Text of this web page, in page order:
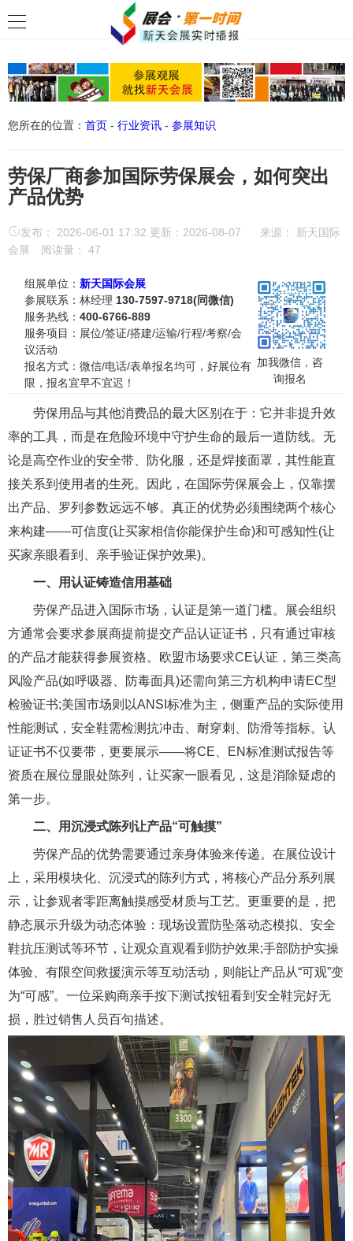
您所在的位置： 首页 - 行业资讯 - 参展知识
劳保厂商参加国际劳保展会，如何突出
产品优势
发布： 2026-06-01 17:32 更新：2026-08-07 来源： 新天国际
会展
阅读量： 47
组展单位： 新天国际会展
参展联系：林经理 130-7597-9718(同微信)
服务热线：400-6766-889
服务项目：展位/签证/搭建/运输/行程/考察/会
议活动
报名方式：微信/电话/表单报名均可，好展位有
限，报名宜早不宜迟！
加我微信，咨
询报名
劳保用品与其他消费品的最大区别在于：它并非提升效
率的工具，而是在危险环境中守护生命的最后一道防线。无
论是高空作业的安全带、防化服，还是焊接面罩，其性能直
接关系到使用者的生死。因此，在国际劳保展会上，仅靠摆
出产品、罗列参数远远不够。真正的优势必须围绕两个核心
来构建——可信度(让买家相信你能保护生命)和可感知性(让
买家亲眼看到、亲手验证保护效果)。
一、用认证铸造信用基础
劳保产品进入国际市场，认证是第一道门槛。展会组织
方通常会要求参展商提前提交产品认证证书，只有通过审核
的产品才能获得参展资格。欧盟市场要求CE认证，第三类高
风险产品(如呼吸器、防毒面具)还需向第三方机构申请EC型
检验证书;美国市场则以ANSI标准为主，侧重产品的实际使用
性能测试，安全鞋需检测抗冲击、耐穿刺、防滑等指标。认
证证书不仅要带，更要展示——将CE、EN标准测试报告等
资质在展位显眼处陈列，让买家一眼看见，这是消除疑虑的
第一步。
二、用沉浸式陈列让产品“可触摸”
劳保产品的优势需要通过亲身体验来传递。在展位设计
上，采用模块化、沉浸式的陈列方式，将核心产品分系列展
示，让参观者零距离触摸感受材质与工艺。更重要的是，把
静态展示升级为动态体验：现场设置防坠落动态模拟、安全
鞋抗压测试等环节，让观众直观看到防护效果;手部防护实操
体验、有限空间救援演示等互动活动，则能让产品从“可观”变
为“可感”。一位采购商亲手按下测试按钮看到安全鞋完好无
损，胜过销售人员百句描述。